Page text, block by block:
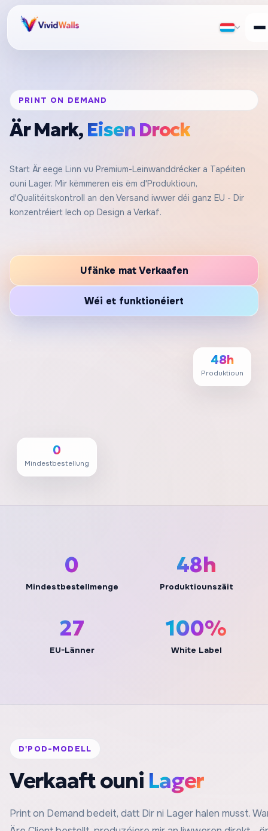
PRINT ON DEMAND
Är Mark, Eisen Drock
Start Är eege Linn vu Premium-Leinwanddrécker a Tapéiten
ouni Lager. Mir këmmeren eis ëm d'Produktioun,
d'Qualitéitskontroll an den Versand iwwer déi ganz EU - Dir
konzentréiert Iech op Design a Verkaf.
Ufänke mat Verkaafen
Wéi et funktionéiert
0
Mindestbestellung
48h
Produktioun
0
Mindestbestellmenge
48h
Produktiounszäit
27
EU-Länner
100%
White Label
D'POD-MODELL
Verkaaft ouni Lager
Print on Demand bedeit, datt Dir ni Lager halen musst.